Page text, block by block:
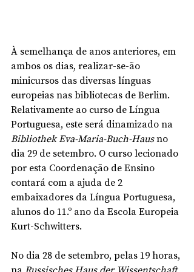
À semelhança de anos anteriores, em
ambos os dias, realizar-se-ão
minicursos das diversas línguas
europeias nas bibliotecas de Berlim.
Relativamente ao curso de Língua
Portuguesa, este será dinamizado na
Bibliothek Eva-Maria-Buch-Haus no
dia 29 de setembro. O curso lecionado
por esta Coordenação de Ensino
contará com a ajuda de 2
embaixadores da Língua Portuguesa,
alunos do 11.º ano da Escola Europeia
Kurt-Schwitters.
No dia 28 de setembro, pelas 19 horas,